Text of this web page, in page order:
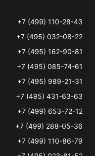
+7 (499) 110-28-43
+7 (495) 032-08-22
+7 (495) 162-90-81
+7 (495) 085-74-61
+7 (495) 989-21-31
+7 (495) 431-63-63
+7 (499) 653-72-12
+7 (499) 288-05-36
+7 (499) 110-86-79